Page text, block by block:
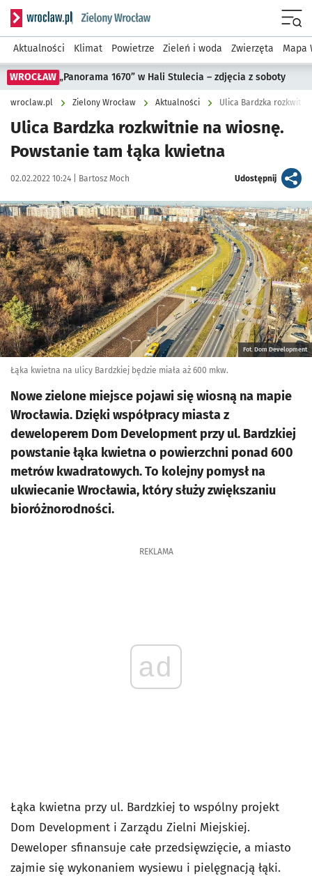
Serwis informacyjny wroclaw.pl podserwis: Środowisko we
Aktualności Klimat Powietrze Zieleń i woda Zwierzęta Mapa
WROCŁAW „Panorama 1670” w Hali Stulecia – zdjęcia z soboty
wroclaw.pl Zielony Wrocław Aktualności Ulica Bardzka
Ulica Bardzka rozkwitnie na wiosnę.
Powstanie tam łąka kwietna
Data publikacji:
02.02.2022 10:24 | Autor:
Bartosz Moch Udostępnijartykuł
Kliknij, aby powiększyć
Fot. Dom Development
Łąka kwietna na ulicy Bardzkiej będzie miała aż 600 mkw.
Nowe zielone miejsce pojawi się wiosną na mapie
Wrocławia. Dzięki współpracy miasta z
deweloperem Dom Development przy ul. Bardzkiej
powstanie łąka kwietna o powierzchni ponad 600
metrów kwadratowych. To kolejny pomysł na
ukwiecanie Wrocławia, który służy zwiększaniu
bioróżnorodności.
REKLAMA
ad
Łąka kwietna przy ul. Bardzkiej to wspólny projekt
Dom Development i Zarządu Zielni Miejskiej.
Deweloper sfinansuje całe przedsięwzięcie, a miasto
zajmie się wykonaniem wysiewu i pielęgnacją łąki.